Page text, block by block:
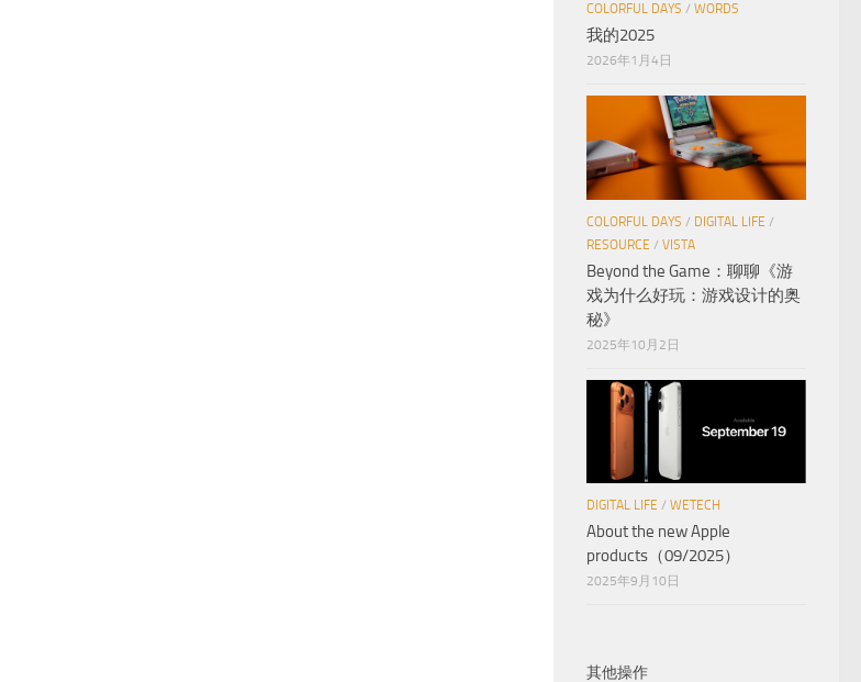
COLORFUL DAYS / WORDS
我的2025
2026年1月4日
COLORFUL DAYS / DIGITAL LIFE /
RESOURCE / VISTA
Beyond the Game：聊聊《游
戏为什么好玩：游戏设计的奥
秘》
2025年10月2日
DIGITAL LIFE / WETECH
About the new Apple
products（09/2025）
2025年9月10日
其他操作